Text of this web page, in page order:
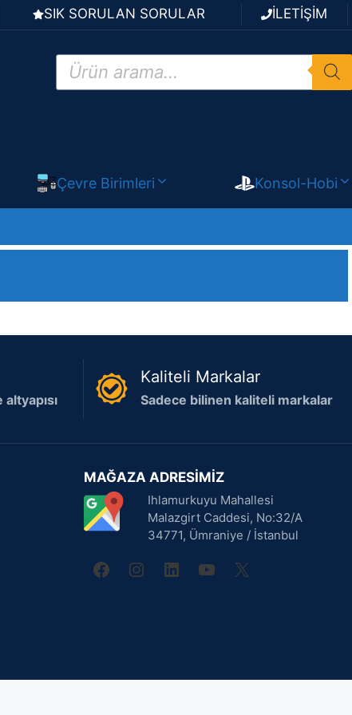
SIK SORULAN SORULAR İLETİŞİM
Products
search
Çevre Birimleri Konsol-Hobi
Kaliteli Markalar
Sadece bilinen kaliteli markalar
MAĞAZA ADRESİMİZ
Ihlamurkuyu Mahallesi
Malazgirt Caddesi, No:32/A
34771, Ümraniye / İstanbul
facebook
instagram
linkedinyoutube
X